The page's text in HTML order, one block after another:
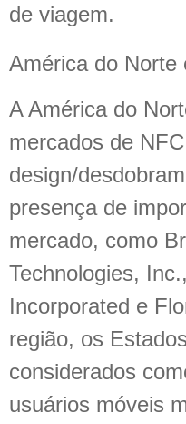
de viagem.
América do Norte
A América do
mercados de
design/
presença de
mercado, como
Technologies,
Incorporated e
região, os
considerados
usuários móveis